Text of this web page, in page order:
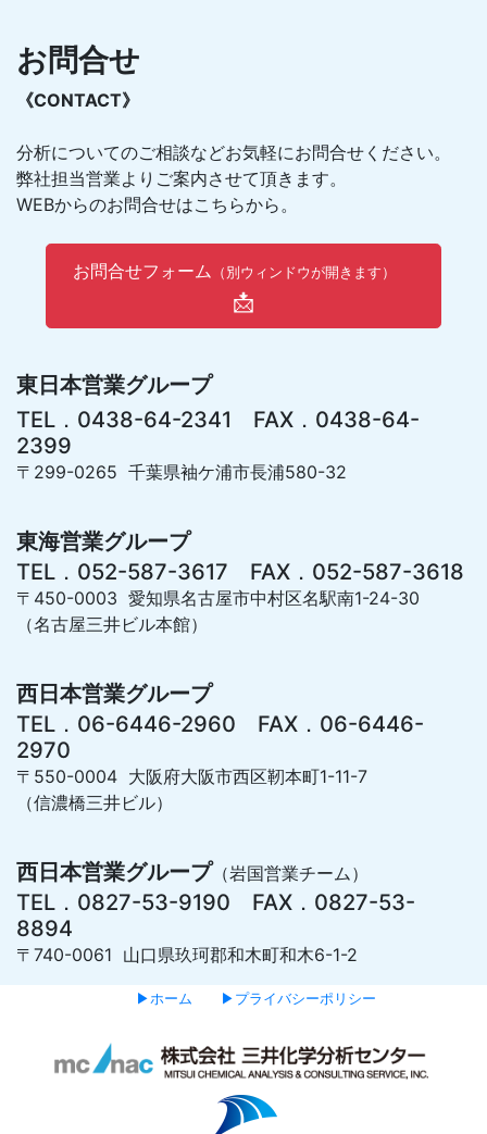
お問合せ
《CONTACT》
分析についてのご相談などお気軽にお問合せください。
弊社担当営業よりご案内させて頂きます。
WEBからのお問合せはこちらから。
お問合せフォーム （別ウィンドウが開きます）
📩
東日本営業グループ
TEL．0438-64-2341 FAX．0438-64-
2399
〒299-0265 千葉県袖ケ浦市長浦580-32
東海営業グループ
TEL．052-587-3617 FAX．052-587-3618
〒450-0003 愛知県名古屋市中村区名駅南1-24-30
（名古屋三井ビル本館）
西日本営業グループ
TEL．06-6446-2960 FAX．06-6446-
2970
〒550-0004 大阪府大阪市西区靭本町1-11-7
（信濃橋三井ビル）
西日本営業グループ （岩国営業チーム）
TEL．0827-53-9190 FAX．0827-53-
8894
〒740-0061 山口県玖珂郡和木町和木6-1-2
▶ホーム ▶プライバシーポリシー